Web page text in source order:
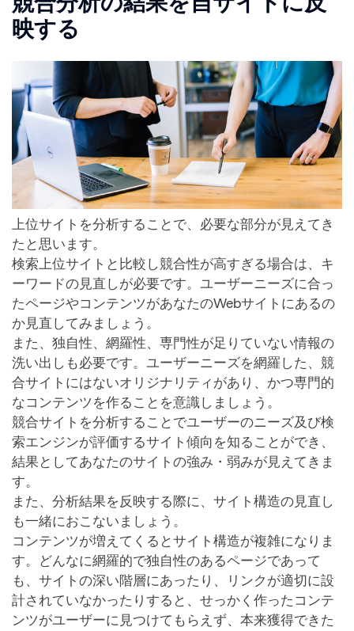
映する
上位サイトを分析することで、必要な部分が見えてき
たと思います。
検索上位サイトと比較し競合性が高すぎる場合は、キ
ーワードの見直しが必要です。ユーザーニーズに合っ
たページやコンテンツがあなたのWebサイトにあるの
か見直してみましょう。
また、独自性、網羅性、専門性が足りていない情報の
洗い出しも必要です。ユーザーニーズを網羅した、競
合サイトにはないオリジナリティがあり、かつ専門的
なコンテンツを作ることを意識しましょう。
競合サイトを分析することでユーザーのニーズ及び検
索エンジンが評価するサイト傾向を知ることができ、
結果としてあなたのサイトの強み・弱みが見えてきま
す。
また、分析結果を反映する際に、サイト構造の見直し
も一緒におこないましょう。
コンテンツが増えてくるとサイト構造が複雑になりま
す。どんなに網羅的で独自性のあるページであって
も、サイトの深い階層にあったり、リンクが適切に設
計されていなかったりすると、せっかく作ったコンテ
ンツがユーザーに見つけてもらえず、本来獲得できた